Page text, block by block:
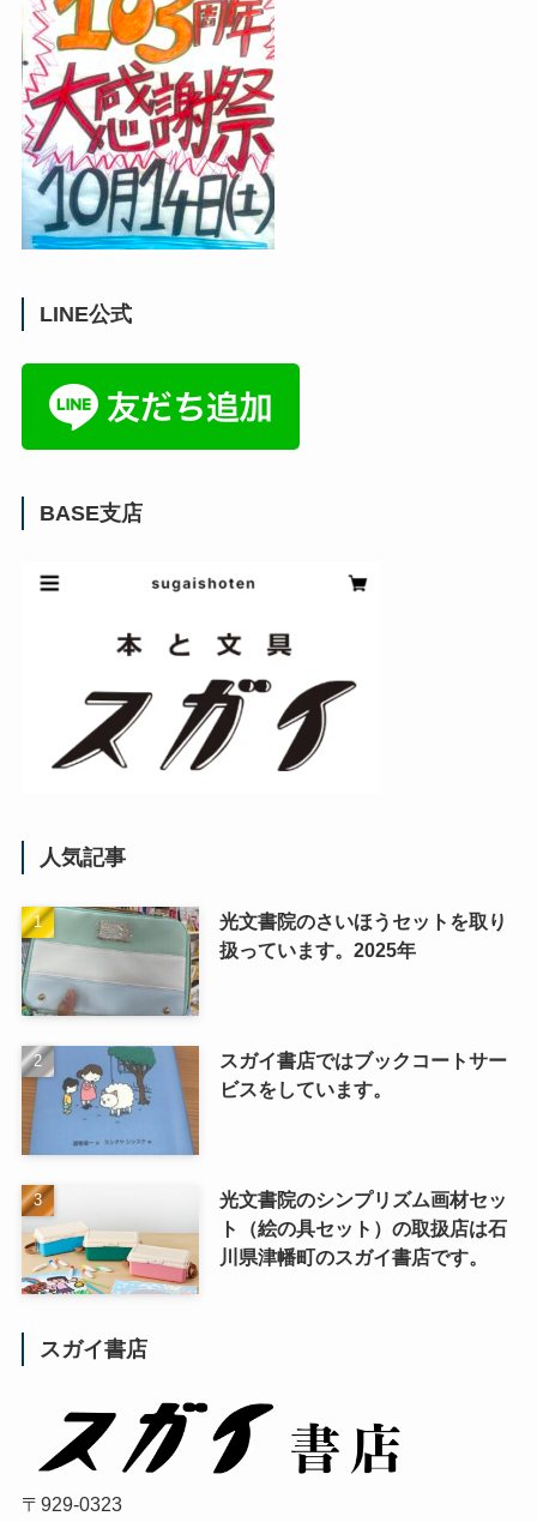
LINE公式
BASE支店
人気記事
光文書院のさいほうセットを取り
扱っています。2025年
スガイ書店ではブックコートサー
ビスをしています。
光文書院のシンプリズム画材セッ
ト（絵の具セット）の取扱店は石
川県津幡町のスガイ書店です。
スガイ書店
〒929-0323